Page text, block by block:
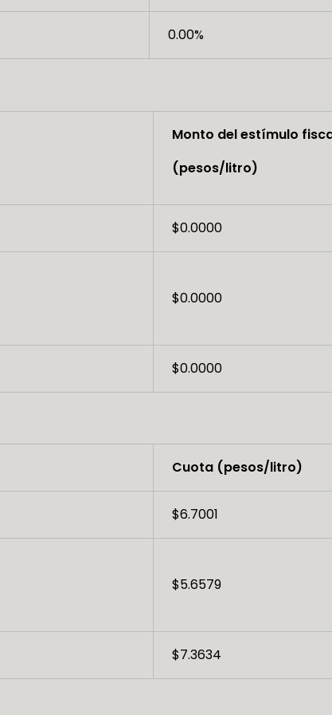
0.00%
Monto del estímulo
(pesos/litro)
$0.0000
$0.0000
$0.0000
Cuota (pesos/litro)
$6.7001
$5.6579
$7.3634